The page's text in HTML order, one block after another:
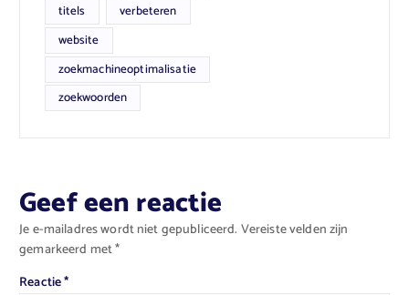
titels
verbeteren
website
zoekmachineoptimalisatie
zoekwoorden
Geef een reactie
Je e-mailadres wordt niet gepubliceerd. Vereiste velden zijn
gemarkeerd met*
Reactie*